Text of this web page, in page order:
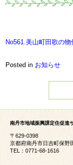
No561.美山町田歌の物
Posted in お知らせ
南丹市地域振興課定住促進
〒629-0398
京都府南丹市日吉町保野
TEL：0771-68-1616